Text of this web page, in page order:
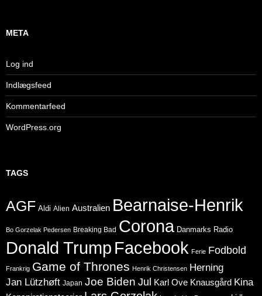
META
Log ind
Indlægsfeed
Kommentarfeed
WordPress.org
TAGS
AGF Aldi Alien Australien Bearnaise-Henrik
Bo Gorzelak Pedersen Breaking Bad Corona Danmarks Radio
Donald Trump Facebook Ferie Fodbold
Frankrig Game of Thrones Henrik Christensen Herning
Jan Lützhøft Japan Joe Biden Jul Karl Ove Knausgård Kina